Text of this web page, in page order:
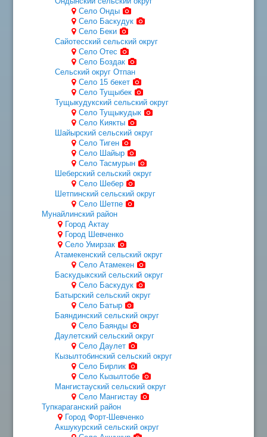
Село Онды
Село Баскудук
Село Беки
Сайотесский сельский округ
Село Отес
Село Боздак
Сельский округ Отпан
Село 15 бекет
Село Тущыбек
Тущыкудукский сельский округ
Село Тущыкудык
Село Киякты
Шайырский сельский округ
Село Тиген
Село Шайыр
Село Тасмурын
Шеберский сельский округ
Село Шебер
Шетпинский сельский округ
Село Шетпе
Мунайлинский район
Город Актау
Город Шевченко
Село Умирзак
Атамекенский сельский округ
Село Атамекен
Баскудыкский сельский округ
Село Баскудук
Батырский сельский округ
Село Батыр
Баяндинский сельский округ
Село Баянды
Даулетский сельский округ
Село Даулет
Кызылтобинский сельский округ
Село Бирлик
Село Кызылтобе
Мангистауский сельский округ
Село Мангистау
Тупкараганский район
Город Форт-Шевченко
Акшукурский сельский округ